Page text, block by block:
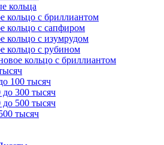
кольца
кольцо с бриллиантом
кольцо с сапфиром
кольцо с изумрудом
кольцо с рубином
кольцо с бриллиантом
100 тысяч
300 тысяч
500 тысяч
тысяч